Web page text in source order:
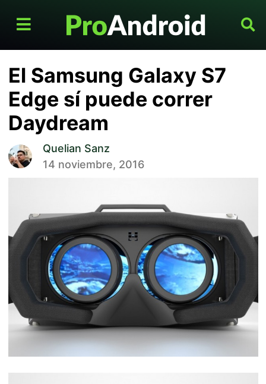
El Samsung Galaxy S7
Edge sí puede correr
Daydream
Quelian Sanz
14 noviembre, 2016